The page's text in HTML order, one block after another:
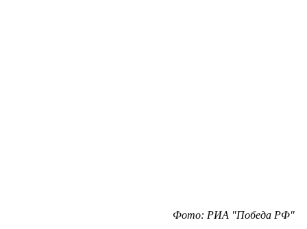
Фото: РИА "Победа РФ"